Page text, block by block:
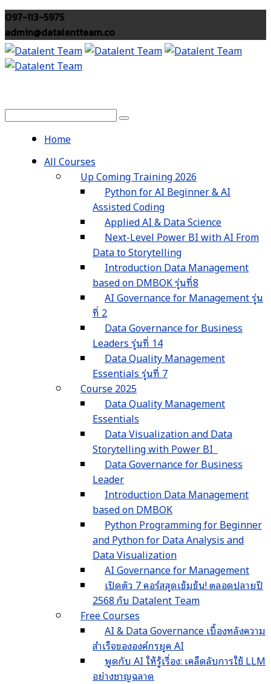
097-113-5975
admin@datalentteam.co
Home
All Courses
Up Coming Training 2026
Python for AI Beginner & AI
Assisted Coding
Applied AI & Data Science
Next-Level Power BI with AI From
Data to Storytelling
Introduction Data Management
based on DMBOK รุ่นที่8
AI Governance for Management รุ่น
ที่ 2
Data Governance for Business
Leaders รุ่นที่ 14
Data Quality Management
Essentials รุ่นที่ 7
Course 2025
Data Quality Management
Essentials
Data Visualization and Data
Storytelling with Power BI
Data Governance for Business
Leader
Introduction Data Management
based on DMBOK
Python Programming for Beginner
and Python for Data Analysis and
Data Visualization
AI Governance for Management
เปิดตัว 7 คอร์สสุดเข้มข้น! ตลอดปลายปี
2568 กับ Datalent Team
Free Courses
AI & Data Governance เบื้องหลังความ
สำเร็จขององค์กรยุค AI
พูดกับ AI ให้รู้เรื่อง: เคล็ดลับการใช้ LLM
อย่างชาญฉลาด